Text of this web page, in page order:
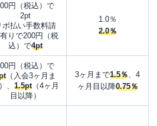
円（税込）で
2pt
ボ払い手数料請
りで200円（税
込）で4pt
1.0％
2.0％
円（税込）で
（入会3ヶ月ま
、 1.5pt （4ヶ月
目以降）
3ヶ月まで1.5％ 、4
ヶ月目以降0.75％